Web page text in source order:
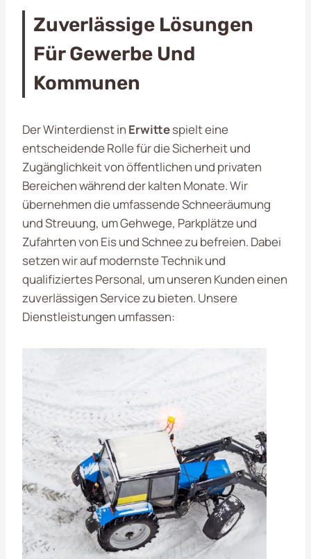
Zuverlässige Lösungen
Für Gewerbe Und
Kommunen
Der Winterdienst in Erwittespielt eine
entscheidende Rolle für die Sicherheit und
Zugänglichkeit von öffentlichen und privaten
Bereichen während der kalten Monate. Wir
übernehmen die umfassende Schneeräumung
und Streuung, um Gehwege, Parkplätze und
Zufahrten von Eis und Schnee zu befreien. Dabei
setzen wir auf modernste Technik und
qualifiziertes Personal, um unseren Kunden einen
zuverlässigen Service zu bieten. Unsere
Dienstleistungen umfassen: